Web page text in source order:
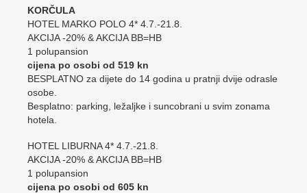
KORČULA
HOTEL MARKO POLO 4* 4.7.-21.8.
AKCIJA -20% & AKCIJA BB=HB
1 polupansion
cijena po osobi od 519 kn
BESPLATNO za dijete do 14 godina u pratnji dvije odrasle
osobe.
Besplatno: parking, ležaljke i suncobrani u svim zonama
hotela.
HOTEL LIBURNA 4* 4.7.-21.8.
AKCIJA -20% & AKCIJA BB=HB
1 polupansion
cijena po osobi od 605 kn